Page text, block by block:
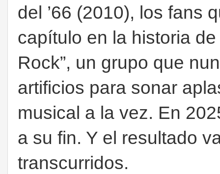
del ’66 (2010), los fans
capítulo en la historia
Rock”, un grupo que
artificios para sonar
musical a la vez. En
a su fin. Y el resultado
transcurridos.